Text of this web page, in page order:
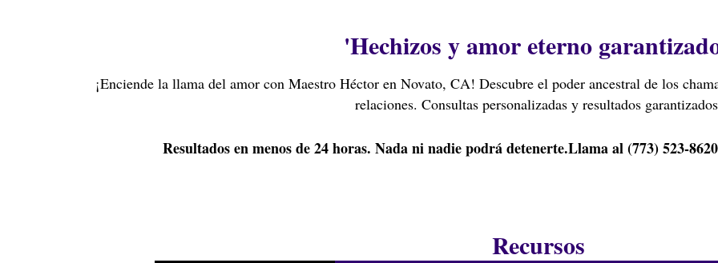
'Hechizos y amor eterno
¡Enciende la llama del amor con Maestro Héctor en Novato, CA! Descubre el poder ancestral de los
relaciones. Consultas personalizadas y resultados
Resultados en menos de 24 horas. Nada ni nadie podrá detenerte.Llama al (773) 523-
Recursos